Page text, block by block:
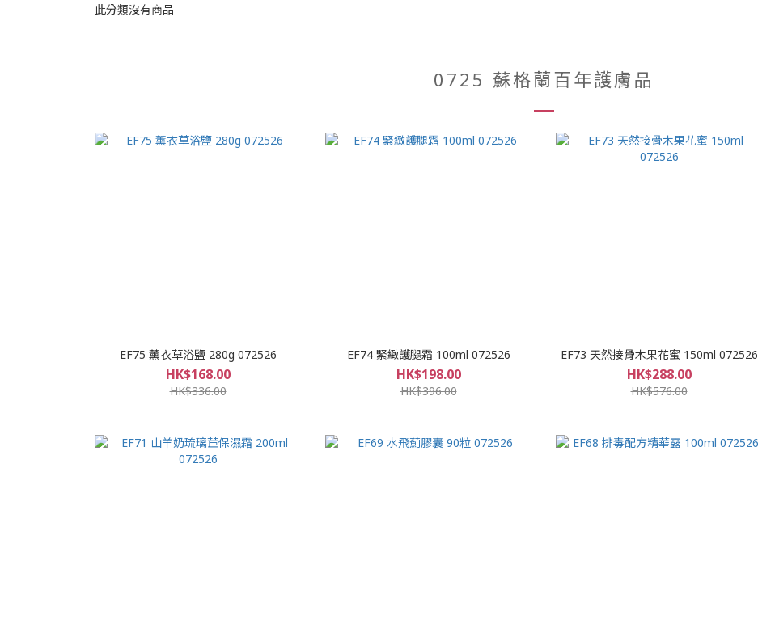
此分類沒有商品
0725 蘇格蘭百年護膚品
EF75 薰衣草浴鹽 280g 072526
HK$168.00
HK$336.00
EF74 緊緻護腿霜 100ml 072526
HK$198.00
HK$396.00
EF73 天然接骨木果花蜜 150ml 072526
HK$288.00
HK$576.00